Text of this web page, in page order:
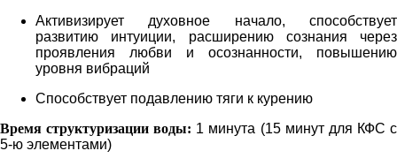
Активизирует духовное начало, способствует
развитию интуиции, расширению сознания через
проявления любви и осознанности, повышению
уровня вибраций
Способствует подавлению тяги к курению
Время структуризации воды: 1 минута (15 минут для КФС с
5-ю элементами)